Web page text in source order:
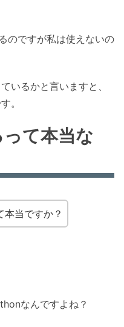
のですが私は使えないの
いるかと言いますと、
。
て本当な
当ですか？
なんですよね？